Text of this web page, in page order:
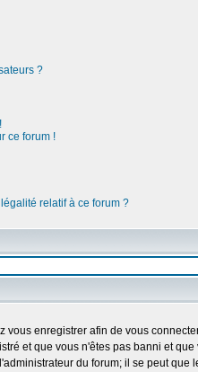
?
ce forum !
relatif à ce forum ?
enregistrer afin de vous
et que vous n'êtes pas banni et
du forum; il se peut que